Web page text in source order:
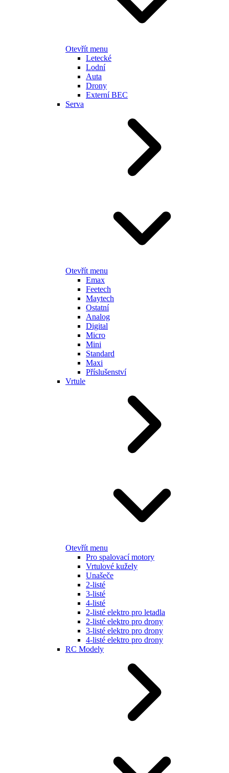
Otevřít menu
Letecké
Lodní
Auta
Drony
Externí BEC
Serva
Otevřít menu
Emax
Feetech
Maytech
Ostatní
Analog
Digital
Micro
Mini
Standard
Maxi
Příslušenství
Vrtule
Otevřít menu
Pro spalovací motory
Vrtulové kužely
Unašeče
2-listé
3-listé
4-listé
2-listé elektro pro letadla
2-listé elektro pro drony
3-listé elektro pro drony
4-listé elektro pro drony
RC Modely